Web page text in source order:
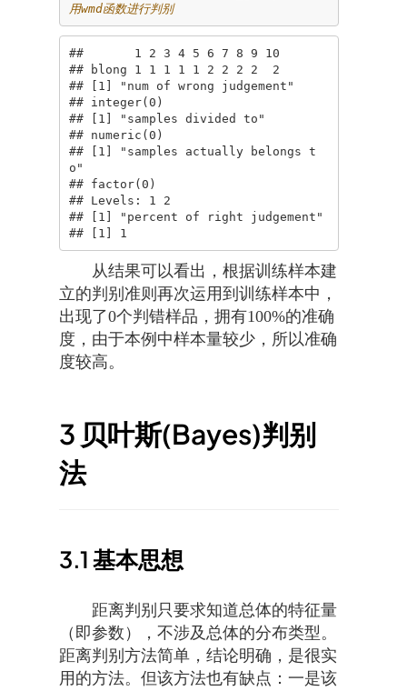
用wmd函数进行判别
##       1 2 3 4 5 6 7 8 9 10
## blong 1 1 1 1 1 2 2 2 2  2
## [1] "num of wrong judgement"
## integer(0)
## [1] "samples divided to"
## numeric(0)
## [1] "samples actually belongs t
o"
## factor(0)
## Levels: 1 2
## [1] "percent of right judgement"
## [1] 1
从结果可以看出，根据训练样本建
立的判别准则再次运用到训练样本中，
出现了0个判错样品，拥有100%的准确
度，由于本例中样本量较少，所以准确
度较高。
3 贝叶斯(Bayes)判别
法
3.1基本思想
距离判别只要求知道总体的特征量
（即参数），不涉及总体的分布类型。
距离判别方法简单，结论明确，是很实
用的方法。但该方法也有缺点：一是该